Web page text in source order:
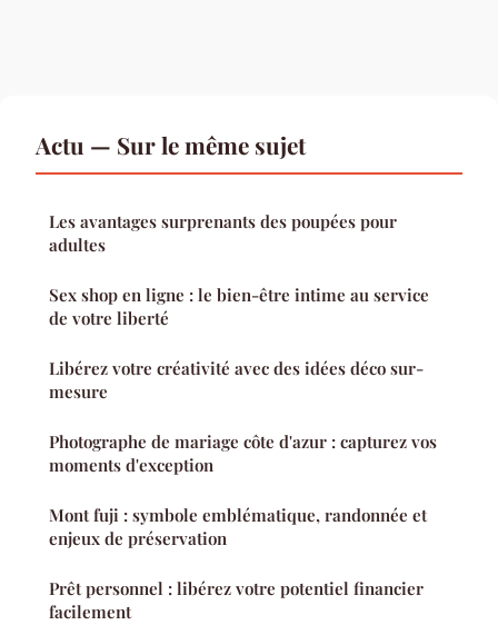
Actu — Sur le même sujet
Les avantages surprenants des poupées pour
adultes
Sex shop en ligne : le bien-être intime au service
de votre liberté
Libérez votre créativité avec des idées déco sur-
mesure
Photographe de mariage côte d'azur : capturez vos
moments d'exception
Mont fuji : symbole emblématique, randonnée et
enjeux de préservation
Prêt personnel : libérez votre potentiel financier
facilement